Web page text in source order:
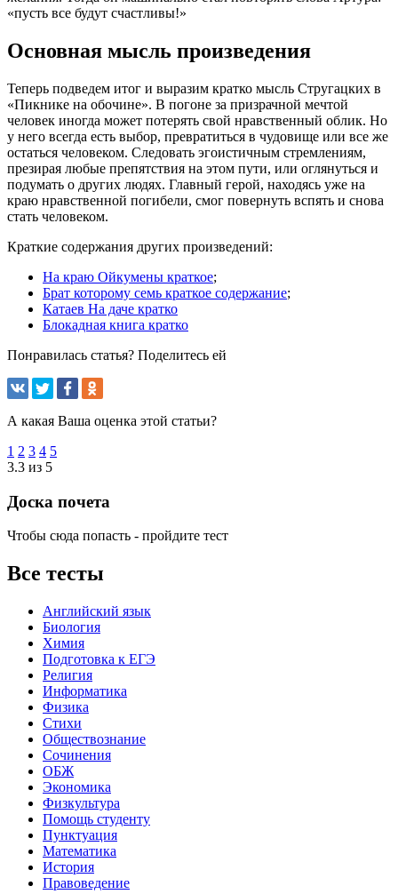
«пусть все будут счастливы!»
Основная мысль произведения
Теперь подведем итог и выразим кратко мысль Стругацких в
«Пикнике на обочине». В погоне за призрачной мечтой
человек иногда может потерять свой нравственный облик. Но
у него всегда есть выбор, превратиться в чудовище или все же
остаться человеком. Следовать эгоистичным стремлениям,
презирая любые препятствия на этом пути, или оглянуться и
подумать о других людях. Главный герой, находясь уже на
краю нравственной погибели, смог повернуть вспять и снова
стать человеком.
Краткие содержания других произведений:
На краю Ойкумены краткое;
Брат которому семь краткое содержание;
Катаев На даче кратко
Блокадная книга кратко
Понравилась статья? Поделитесь ей
А какая Ваша оценка этой статьи?
1 2 3 4 5
3.3 из 5
Доска почета
Чтобы сюда попасть - пройдите тест
Все тесты
Английский язык
Биология
Химия
Подготовка к ЕГЭ
Религия
Информатика
Физика
Стихи
Обществознание
Сочинения
ОБЖ
Экономика
Физкультура
Помощь студенту
Пунктуация
Математика
История
Правоведение